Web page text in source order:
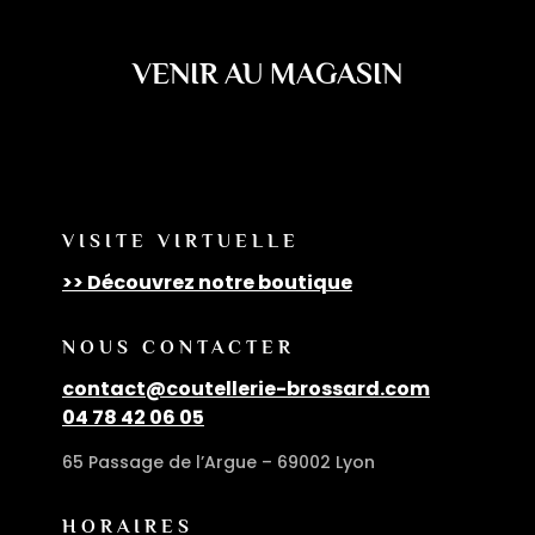
VENIR AU MAGASIN
VISITE VIRTUELLE
>> Découvrez notre boutique
NOUS CONTACTER
contact@coutellerie-brossard.com
04 78 42 06 05
65 Passage de l’Argue – 69002 Lyon
HORAIRES